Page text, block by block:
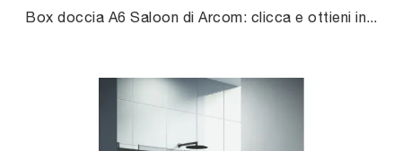
Box doccia A6 Saloon di Arcom: clicca e ottieni informazioni su box doccia in metallo e elementi accessori del brand.